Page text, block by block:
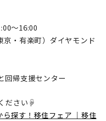
～16:00
・有楽町）ダイヤモンド
帰支援センター
ださい☟
ら探す！移住フェア ｜移住